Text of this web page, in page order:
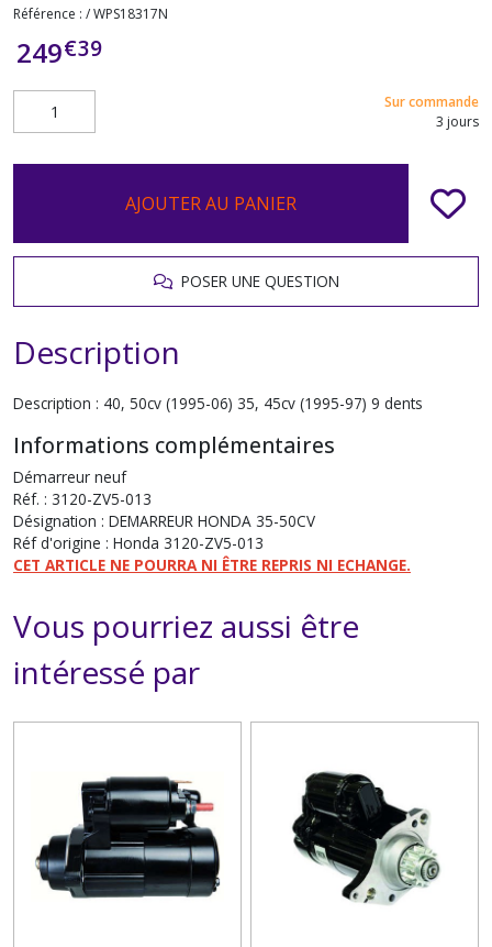
Référence : / WPS18317N
249€39
Sur commande
3 jours
AJOUTER AU PANIER
POSER UNE QUESTION
Description
Description : 40, 50cv (1995-06) 35, 45cv (1995-97) 9 dents
Informations complémentaires
Démarreur neuf
Réf. : 3120-ZV5-013
Désignation : DEMARREUR HONDA 35-50CV
Réf d'origine : Honda 3120-ZV5-013
CET ARTICLE NE POURRA NI ÊTRE REPRIS NI ECHANGE.
Vous pourriez aussi être
intéressé par